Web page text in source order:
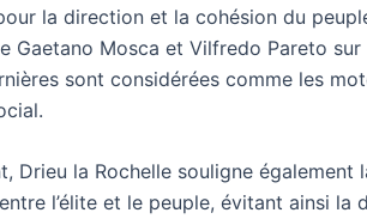
la direction et la cohésion du
Gaetano Mosca et Vilfredo Pareto
sont considérées comme les
Drieu la Rochelle souligne également
l’élite et le peuple, évitant ainsi la